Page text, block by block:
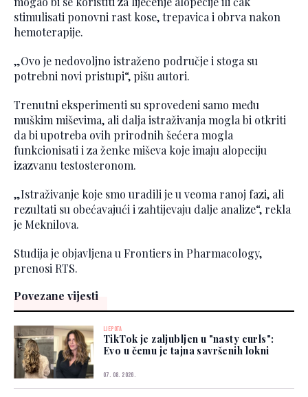
stimulisati ponovni rast kose, trepavica i obrva nakon
hemoterapije.
„Ovo je nedovoljno istraženo područje i stoga su
potrebni novi pristupi“, pišu autori.
Trenutni eksperimenti su sprovedeni samo među
muškim miševima, ali dalja istraživanja mogla bi otkriti
da bi upotreba ovih prirodnih šećera mogla
funkcionisati i za ženke miševa koje imaju alopeciju
izazvanu testosteronom.
„Istraživanje koje smo uradili je u veoma ranoj fazi, ali
rezultati su obećavajući i zahtijevaju dalje analize“, rekla
je Meknilova.
Studija je objavljena u Frontiers in Pharmacology,
prenosi RTS.
Povezane vijesti
LJEPOTA
TikTok je zaljubljen u "nasty curls":
Evo u čemu je tajna savršenih lokni
07. 08. 2026.